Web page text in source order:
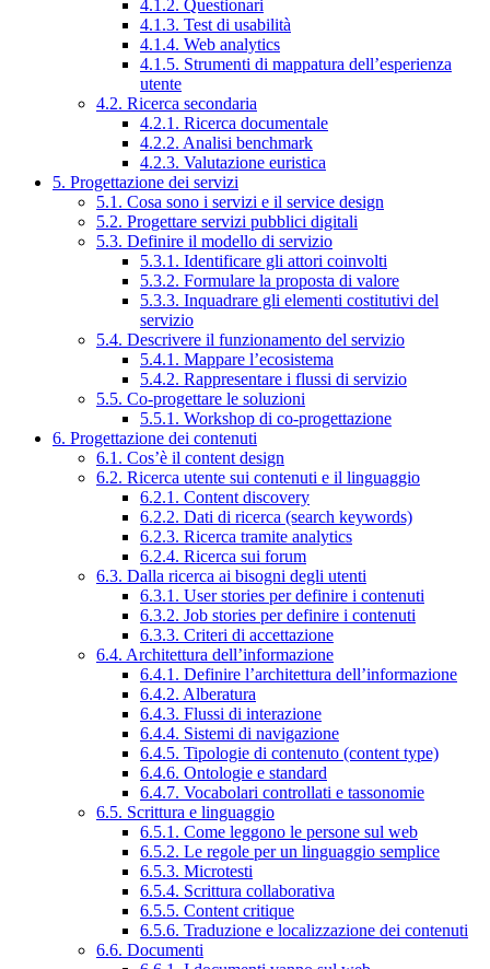
4.1.2. Questionari
4.1.3. Test di usabilità
4.1.4. Web analytics
4.1.5. Strumenti di mappatura dell’esperienza
utente
4.2. Ricerca secondaria
4.2.1. Ricerca documentale
4.2.2. Analisi benchmark
4.2.3. Valutazione euristica
5. Progettazione dei servizi
5.1. Cosa sono i servizi e il service design
5.2. Progettare servizi pubblici digitali
5.3. Definire il modello di servizio
5.3.1. Identificare gli attori coinvolti
5.3.2. Formulare la proposta di valore
5.3.3. Inquadrare gli elementi costitutivi del
servizio
5.4. Descrivere il funzionamento del servizio
5.4.1. Mappare l’ecosistema
5.4.2. Rappresentare i flussi di servizio
5.5. Co-progettare le soluzioni
5.5.1. Workshop di co-progettazione
6. Progettazione dei contenuti
6.1. Cos’è il content design
6.2. Ricerca utente sui contenuti e il linguaggio
6.2.1. Content discovery
6.2.2. Dati di ricerca (search keywords)
6.2.3. Ricerca tramite analytics
6.2.4. Ricerca sui forum
6.3. Dalla ricerca ai bisogni degli utenti
6.3.1. User stories per definire i contenuti
6.3.2. Job stories per definire i contenuti
6.3.3. Criteri di accettazione
6.4. Architettura dell’informazione
6.4.1. Definire l’architettura dell’informazione
6.4.2. Alberatura
6.4.3. Flussi di interazione
6.4.4. Sistemi di navigazione
6.4.5. Tipologie di contenuto (content type)
6.4.6. Ontologie e standard
6.4.7. Vocabolari controllati e tassonomie
6.5. Scrittura e linguaggio
6.5.1. Come leggono le persone sul web
6.5.2. Le regole per un linguaggio semplice
6.5.3. Microtesti
6.5.4. Scrittura collaborativa
6.5.5. Content critique
6.5.6. Traduzione e localizzazione dei contenuti
6.6. Documenti